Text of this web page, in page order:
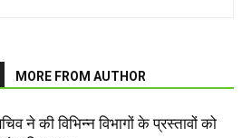
MORE FROM AUTHOR
ने की विभिन्न विभागों के प्रस्तावों को